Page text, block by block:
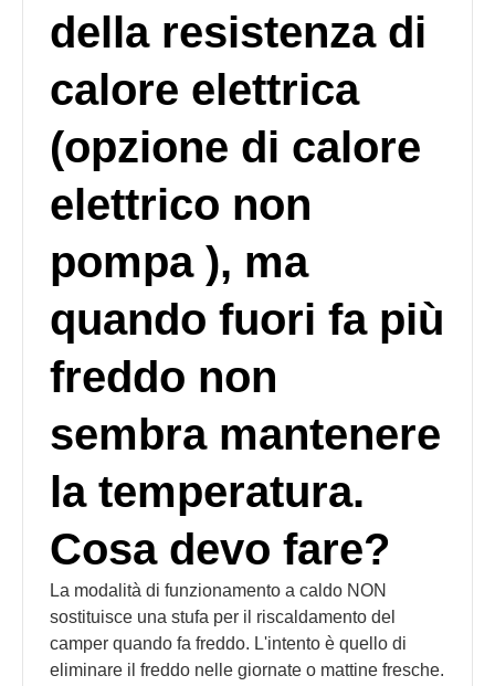
della resistenza di
calore elettrica
(opzione di calore
elettrico non
pompa ), ma
quando fuori fa più
freddo non
sembra mantenere
la temperatura.
Cosa devo fare?
La modalità di funzionamento a caldo NON
sostituisce una stufa per il riscaldamento del
camper quando fa freddo. L'intento è quello di
eliminare il freddo nelle giornate o mattine fresche.